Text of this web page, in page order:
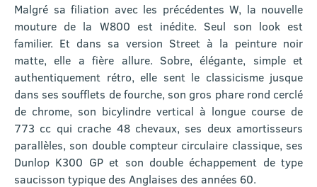
Malgré sa filiation avec les précédentes W, la nouvelle
mouture de la W800 est inédite. Seul son look est
familier. Et dans sa version Street à la peinture noir
matte, elle a fière allure. Sobre, élégante, simple et
authentiquement rétro, elle sent le classicisme jusque
dans ses soufflets de fourche, son gros phare rond cerclé
de chrome, son bicylindre vertical à longue course de
773 cc qui crache 48 chevaux, ses deux amortisseurs
parallèles, son double compteur circulaire classique, ses
Dunlop K300 GP et son double échappement de type
saucisson typique des Anglaises des années 60.